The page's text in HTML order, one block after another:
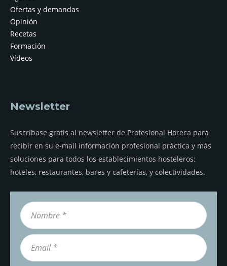
Ofertas y demandas
Opinión
Recetas
Formación
Vídeos
Newsletter
Suscríbase gratis al newsletter de Profesional Horeca para
recibir en su e-mail información profesional práctica y más
soluciones para todos los establecimientos hosteleros:
hoteles, restaurantes, bares y cafeterías, y colectividades.